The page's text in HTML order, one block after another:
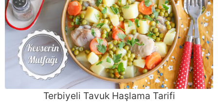
Terbiyeli Tavuk Haşlama Tarifi